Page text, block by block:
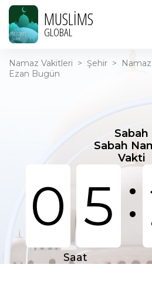
MUSLIMS
GLOBAL
Namaz Vakitleri > Şehir >
Ezan Bugün
Sabah
Sabah
Vakti
0 5 :
Saat